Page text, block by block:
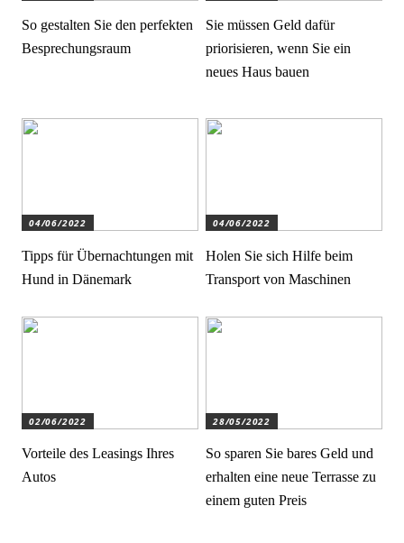
So gestalten Sie den perfekten
Besprechungsraum
Sie müssen Geld dafür
priorisieren, wenn Sie ein
neues Haus bauen
04/06/2022
Tipps für Übernachtungen mit
Hund in Dänemark
04/06/2022
Holen Sie sich Hilfe beim
Transport von Maschinen
02/06/2022
Vorteile des Leasings Ihres
Autos
28/05/2022
So sparen Sie bares Geld und
erhalten eine neue Terrasse zu
einem guten Preis